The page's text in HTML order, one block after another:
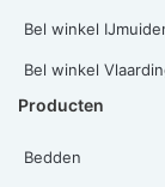
Bel winkel
Bel winkel
Producten
Bedden